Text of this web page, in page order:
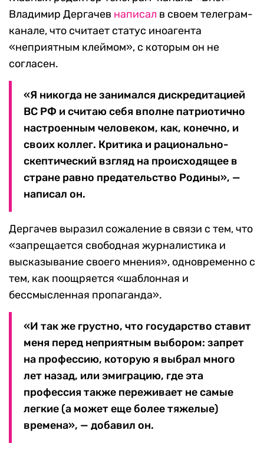
Владимир Дергачев написал в своем телеграм-
канале, что считает статус иноагента
«неприятным клеймом», с которым он не
согласен.
«Я никогда не занимался дискредитацией
ВС РФ и считаю себя вполне патриотично
настроенным человеком, как, конечно, и
своих коллег. Критика и рационально-
скептический взгляд на происходящее в
стране равно предательство Родины», —
написал он.
Дергачев выразил сожаление в связи с тем, что
«запрещается свободная журналистика и
высказывание своего мнения», одновременно с
тем, как поощряется «шаблонная и
бессмысленная пропаганда».
«И так же грустно, что государство ставит
меня перед неприятным выбором: запрет
на профессию, которую я выбрал много
лет назад, или эмиграцию, где эта
профессия также переживает не самые
легкие (а может еще более тяжелые)
времена», — добавил он.